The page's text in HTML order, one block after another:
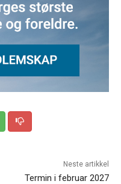
Neste artikkel
Termin i februar 2027